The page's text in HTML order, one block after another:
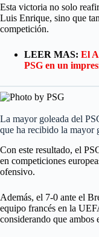
Esta victoria no solo
Luis Enrique, sino que
competición.
LEER MAS: El
PSG en un
La mayor goleada del
que ha recibido la mayor
Con este resultado, el
en competiciones
ofensivo.
Además, el 7-0 ante el
equipo francés en la
considerando que ambos